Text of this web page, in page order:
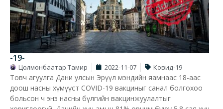
-19-
Цолмонбаатар Тамир 2022-11-07 Ковид-19
Товч агуулга Дани улсын Эрүүл мэндийн яамнаас 18-аас
доош насны хүмүүст COVID-19 вакциныг санал болгохоо
больсон ч энэ насны бүлгийн вакцинжуулалтыг